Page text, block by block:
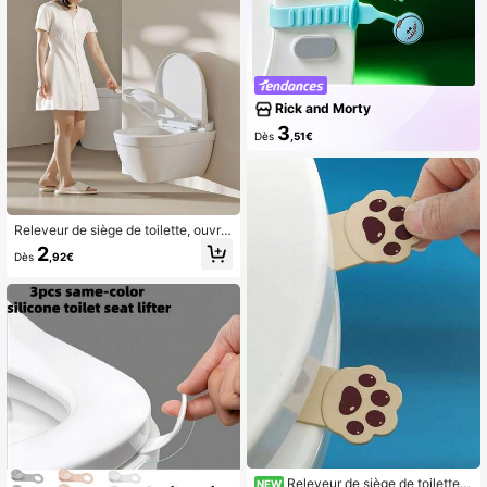
Releveur de siège de toilette, ouvre
-couvercle de toilette en silicone, r
ehausseur de siège de toilette main
Dès 2,92€
Rick and Morty
Dès 3 ,51€
NEW Releveur de siège de toilette c